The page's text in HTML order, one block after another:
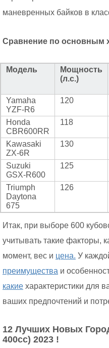
маневренных байков в
Сравнение по основным
Модель
Мощность
(л.с.)
Yamaha
YZF-R6
120
Honda
CBR600RR
118
Kawasaki
ZX-6R
130
Suzuki
GSX-R600
125
Triumph
Daytona
675
126
Итак, при выборе 600
учитывать такие факторы,
момент, вес и цена. У
преимущества и
какие характеристики для
ваших предпочтений и
12 Лучших Новых
400сс) 2023 !